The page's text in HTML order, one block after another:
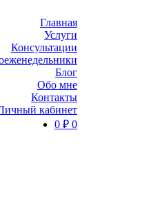
Главная
Услуги
Консультации
Блог
Обо мне
Контакты
кабинет
0 ₽ 0